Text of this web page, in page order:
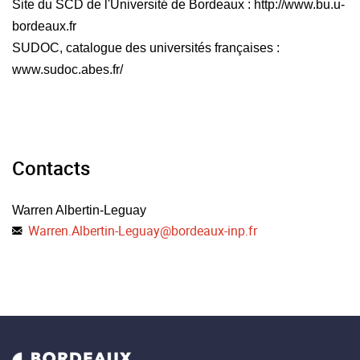
Site du SCD de l'Université de Bordeaux : http://www.bu.u-
bordeaux.fr
SUDOC, catalogue des universités françaises :
www.sudoc.abes.fr/
Contacts
Warren Albertin-Leguay
Warren.Albertin-Leguay@bordeaux-inp.fr